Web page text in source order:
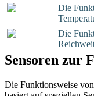
Die
Die
Sensoren zur
Die Funktionsweise